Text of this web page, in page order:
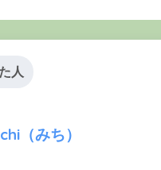
人
（みち）